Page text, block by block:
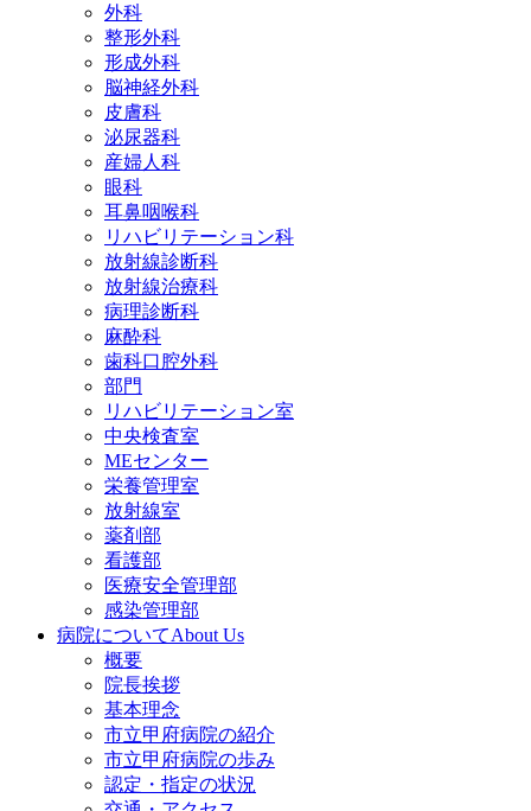
外科
整形外科
形成外科
脳神経外科
皮膚科
泌尿器科
産婦人科
眼科
耳鼻咽喉科
リハビリテーション科
放射線診断科
放射線治療科
病理診断科
麻酔科
歯科口腔外科
部門
リハビリテーション室
中央検査室
MEセンター
栄養管理室
放射線室
薬剤部
看護部
医療安全管理部
感染管理部
病院についてAbout Us
概要
院長挨拶
基本理念
市立甲府病院の紹介
市立甲府病院の歩み
認定・指定の状況